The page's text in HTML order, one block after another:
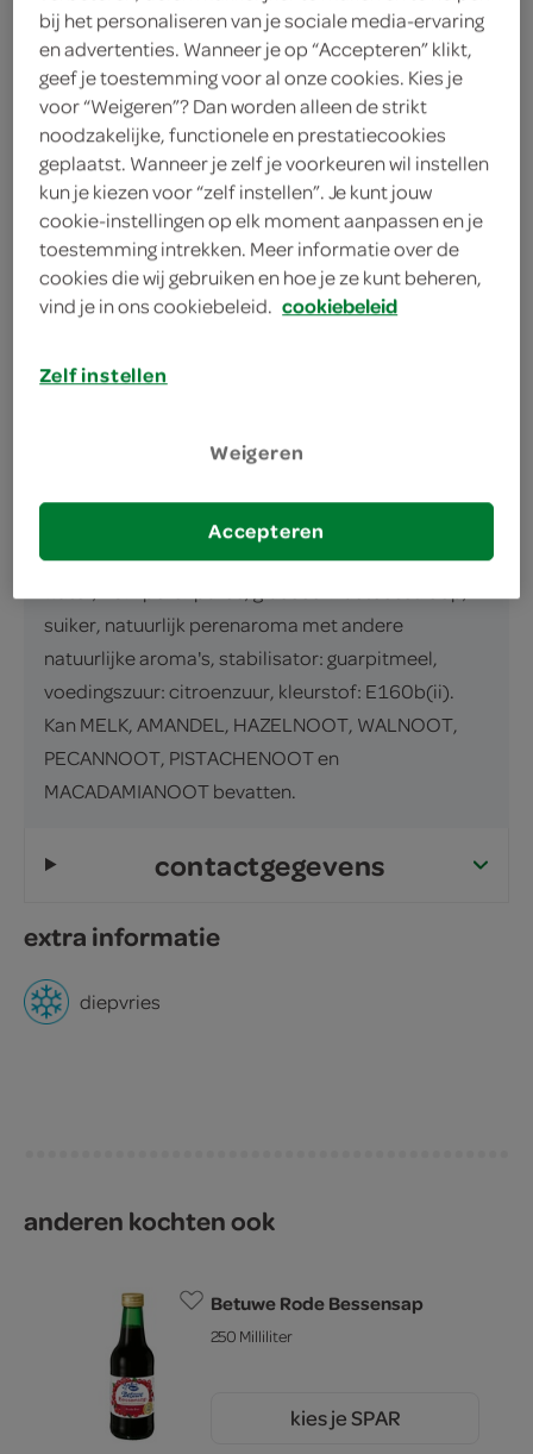
Let op: aanbiedingen zijn niet zichtbaar bij de
producten, maar worden wél automatisch
verwerkt in de winkelmand.
inhoud en gewicht
ingrediënten
ingrediënten
suiker, natuurlijk perenaroma met andere
natuurlijke aroma's, stabilisator: guarpitmeel,
voedingszuur: citroenzuur, kleurstof: E160b(ii).
Kan MELK, AMANDEL, HAZELNOOT, WALNOOT,
PECANNOOT, PISTACHENOOT en
MACADAMIANOOT bevatten.
contactgegevens
extra informatie
diepvries
anderen kochten ook
Betuwe Rode Bessensap
250 Milliliter
kies je SPAR
bij het personaliseren van je sociale media-ervaring
en advertenties. Wanneer je op “Accepteren” klikt,
geef je toestemming voor al onze cookies. Kies je
voor “Weigeren”? Dan worden alleen de strikt
noodzakelijke, functionele en prestatiecookies
geplaatst. Wanneer je zelf je voorkeuren wil instellen
kun je kiezen voor “zelf instellen”. Je kunt jouw
cookie-instellingen op elk moment aanpassen en je
toestemming intrekken. Meer informatie over de
cookies die wij gebruiken en hoe je ze kunt beheren,
vind je in ons cookiebeleid. cookiebeleid
Zelf instellen
Weigeren
Accepteren